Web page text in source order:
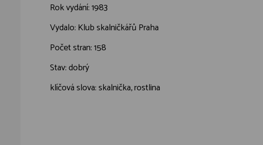
Rok vydání: 1983
Vydalo: Klub skalničkářů Praha
Počet stran: 158
Stav: dobrý
klíčová slova: skalnička, rostlina